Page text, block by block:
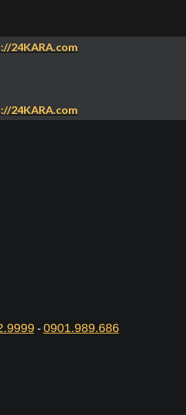
24KARA.com
24KARA.com
- 0901.989.686